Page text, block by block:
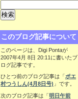
このブログ記事について
このページは、Digi Pontaが
2007年4月 8日 20:11に書いたブ
ログ記事です。
ひとつ前のブログ記事は「 ポエ
村つうしん(4月8日号) 」です。
次のブログ記事は「明日午前